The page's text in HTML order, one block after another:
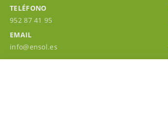
TELÉFONO
952 87 41 95
EMAIL
info@ensol.es
HORARIO